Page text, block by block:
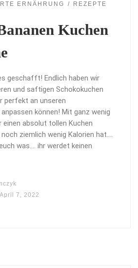
ERNÄHRUNG
REZEPTE
Kuchen
geschafft! Endlich haben wir
und saftigen Schokokuchen
perfekt an unseren
können! Mit ganz wenig
absolut tollen Kuchen
noch ziemlich wenig Kalorien hat….
was…. ihr werdet keinen
April 7, 2022